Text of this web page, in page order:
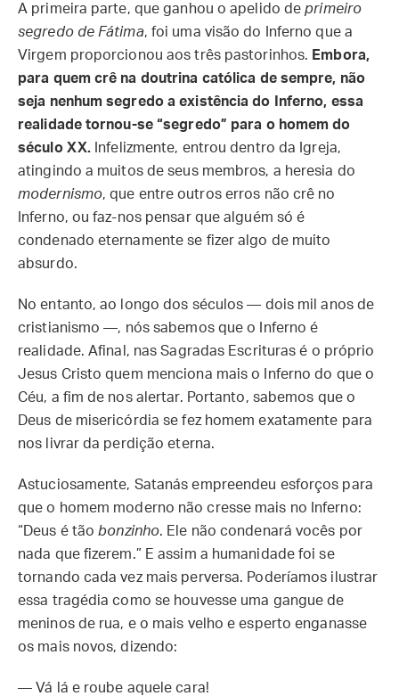
A primeira parte, que ganhou o apelido deprimeiro
segredo de Fátima, foi uma visão do Inferno que a
Virgem proporcionou aos três pastorinhos. Embora,
para quem crê na doutrina católica de sempre, não
seja nenhum segredo a existência do Inferno, essa
realidade tornou-se “segredo” para o homem do
século XX. Infelizmente, entrou dentro da Igreja,
atingindo a muitos de seus membros, a heresia do
modernismo, que entre outros erros não crê no
Inferno, ou faz-nos pensar que alguém só é
condenado eternamente se fizer algo de muito
absurdo.
No entanto, ao longo dos séculos — dois mil anos de
cristianismo —, nós sabemos que o Inferno é
realidade. Afinal, nas Sagradas Escrituras é o próprio
Jesus Cristo quem menciona mais o Inferno do que o
Céu, a fim de nos alertar. Portanto, sabemos que o
Deus de misericórdia se fez homem exatamente para
nos livrar da perdição eterna.
Astuciosamente, Satanás empreendeu esforços para
que o homem moderno não cresse mais no Inferno:
“Deus é tãobonzinho. Ele não condenará vocês por
nada que fizerem.” E assim a humanidade foi se
tornando cada vez mais perversa. Poderíamos ilustrar
essa tragédia como se houvesse uma gangue de
meninos de rua, e o mais velho e esperto enganasse
os mais novos, dizendo:
— Vá lá e roube aquele cara!